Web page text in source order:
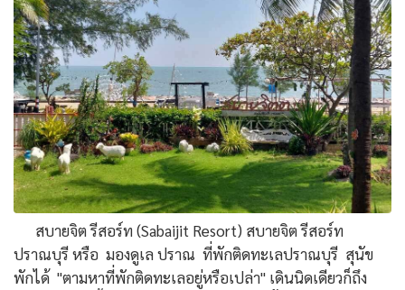
สบายจิต รีสอร์ท (Sabaijit Resort) สบายจิต รีสอร์ท
ปราณบุรี หรือ มองดูเล ปราณ ที่พักติดทะเลปราณบุรี สุนัข
พักได้ "ตามหาที่พักติดทะเลอยู่หรือเปล่า" เดินนิดเดียวก็ถึง